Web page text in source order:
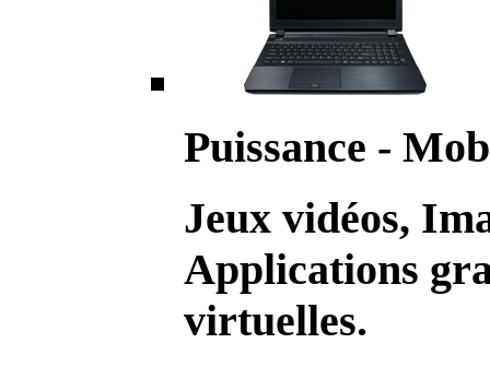
Puissance -
Jeux vidéos,
Applications
virtuelles.